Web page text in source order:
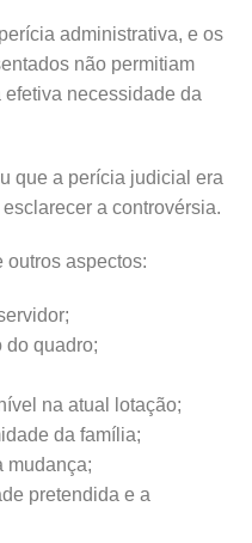
administrativa, e os
não permitiam
necessidade da
que a perícia judicial era
a controvérsia.
outros aspectos:
do quadro;
na atual lotação;
da família;
mudança;
pretendida e a